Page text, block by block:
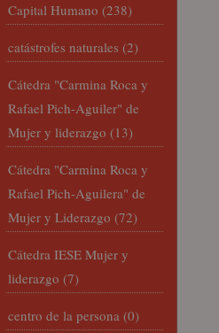
Capital Humano (238)
catástrofes naturales (2)
Cátedra "Carmina Roca y
Rafael Pich-Aguiler" de
Mujer y liderazgo (13)
Cátedra "Carmina Roca y
Rafael Pich-Aguilera" de
Mujer y Liderazgo (72)
Cátedra IESE Mujer y
liderazgo (7)
centro de la persona (0)